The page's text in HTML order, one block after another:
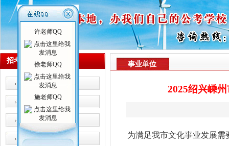
招考公告
公 务 员
事业单位
卫生系统
教师招考
事业单位
2025绍兴嵊
为满足我市文化事业发展
许老师QQ
徐老师QQ
施老师QQ